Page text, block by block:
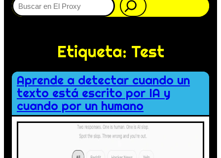
Etiqueta: Test
Aprende a detectar cuando un
texto está escrito por IA y
cuando por un humano